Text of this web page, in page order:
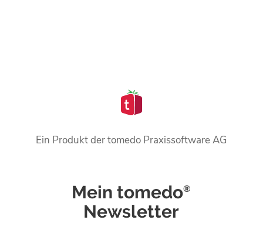
Ein Produkt der tomedo Praxissoftware AG
Mein tomedo®
Newsletter